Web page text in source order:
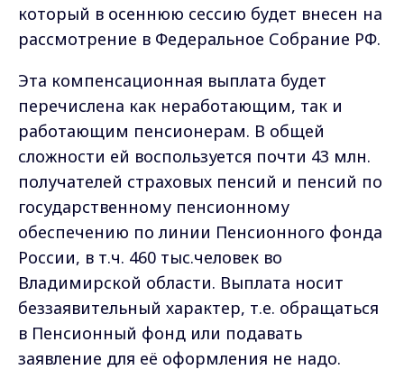
который в осеннюю сессию будет внесен на
рассмотрение в Федеральное Собрание РФ.
Эта компенсационная выплата будет
перечислена как неработающим, так и
работающим пенсионерам. В общей
сложности ей воспользуется почти 43 млн.
получателей страховых пенсий и пенсий по
государственному пенсионному
обеспечению по линии Пенсионного фонда
России, в т.ч. 460 тыс.человек во
Владимирской области. Выплата носит
беззаявительный характер, т.е. обращаться
в Пенсионный фонд или подавать
заявление для её оформления не надо.